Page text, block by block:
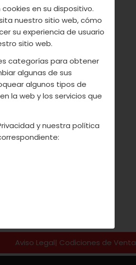
en su dispositivo.
nuestro sitio web, cómo
su experiencia de usuario
sitio web.
categorías para obtener
algunas de sus
algunos tipos de
la web y los servicios que
y nuestra política
proponeros
sorprendidos y
postre,mousse de
familia ¡buen
Aviso Legal| Codiciones de Venta